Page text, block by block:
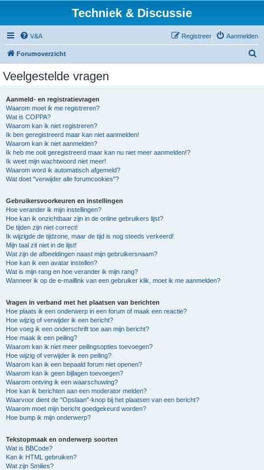
Techniek & Discussie
V&A Aanmelden
Registreer
Forumoverzicht
Veelgestelde vragen
Aanmeld- en registratievragen
Waarom moet ik me registreren?
Wat is COPPA?
Waarom kan ik niet registreren?
Ik ben geregistreerd maar kan niet aanmelden!
Waarom kan ik niet aanmelden?
Ik heb me ooit geregistreerd maar kan nu niet meer aanmelden!?
Ik weet mijn wachtwoord niet meer!
Waarom word ik automatisch afgemeld?
Wat doet "verwijder alle forumcookies"?
Gebruikersvoorkeuren en instellingen
Hoe verander ik mijn instellingen?
Hoe kan ik onzichtbaar zijn in de online gebruikers lijst?
De tijden zijn niet correct!
Ik wijzigde de tijdzone, maar de tijd is nog steeds verkeerd!
Mijn taal zit niet in de lijst!
Wat zijn de afbeeldingen naast mijn gebruikersnaam?
Hoe kan ik een avatar instellen?
Wat is mijn rang en hoe verander ik mijn rang?
Wanneer ik op de e-maillink van een gebruiker klik, moet ik me aanmelden?
Vragen in verband met het plaatsen van berichten
Hoe plaats ik een onderwerp in een forum of maak een reactie?
Hoe wijzig of verwijder ik een bericht?
Hoe voeg ik een onderschrift toe aan mijn bericht?
Hoe maak ik een peiling?
Waarom kan ik niet meer peilingsopties toevoegen?
Hoe wijzig of verwijder ik een peiling?
Waarom kan ik een bepaald forum niet openen?
Waarom kan ik geen bijlagen toevoegen?
Waarom ontving ik een waarschuwing?
Hoe kan ik berichten aan een moderator melden?
Waarvoor dient de "Opslaan"-knop bij het plaatsen van een bericht?
Waarom moet mijn bericht goedgekeurd worden?
Hoe bump ik mijn onderwerp?
Tekstopmaak en onderwerp soorten
Wat is BBCode?
Kan ik HTML gebruiken?
Wat zijn Smilies?